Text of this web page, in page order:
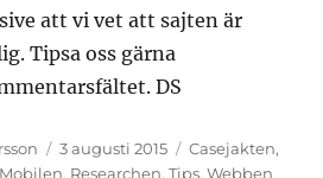
att vi vet att sajten är
Tipsa oss gärna
DS
Publicerat
den
3 augusti 2015 Kategorier
Casejakten,
Mobilen, Researchen,Tips,Webben